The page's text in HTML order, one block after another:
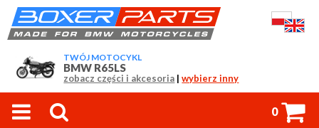
TWÓJ MOTOCYKL
BMW R65LS
zobacz części i akcesoria |wybierz inny
  
0